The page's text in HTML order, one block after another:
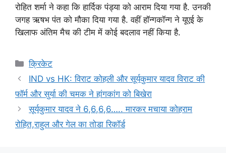
रोहित शर्मा ने कहा कि हार्दिक पंड्या को आराम दिया गया है. उनकी
जगह ऋषभ पंत को मौका दिया गया है. वहीं हॉन्गकॉन्ग ने यूएई के
खिलाफ अंतिम मैच की टीम में कोई बदलाव नहीं किया है.
Categories
क्रिकेट
IND vs HK: विराट कोहली और सूर्यकुमार यादव विराट की
फॉर्म और सुर्या की चमक ने हांगकांग को बिखेरा
सूर्यकुमार यादव ने 6,6,6,6….. मारकर मचाया कोहराम
रोहित,राहुल और गेल का तोडा रिकॉर्ड